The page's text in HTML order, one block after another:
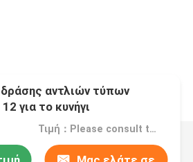
αντλιών τύπων
για το κυνήγι
Τιμή：Please consult the sales representative for details.